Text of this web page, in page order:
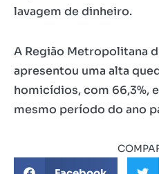
lavagem de dinheiro.
A Região Metropolitana
apresentou uma alta
homicídios, com 66,3%,
mesmo período do ano